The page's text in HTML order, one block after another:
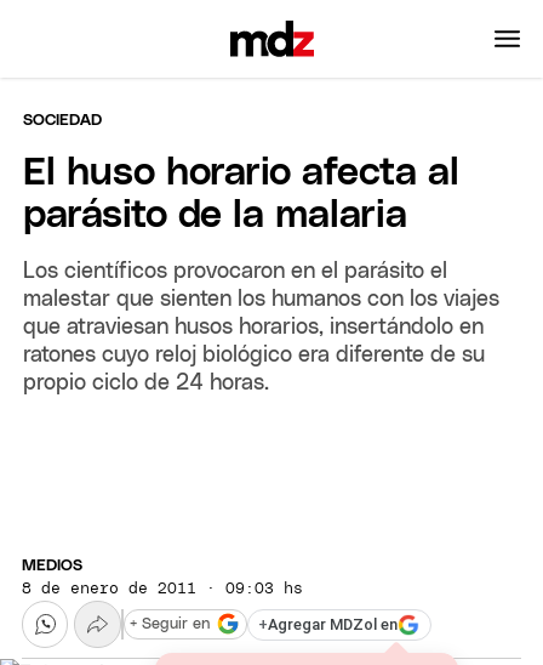
SOCIEDAD
El huso horario afecta al
parásito de la malaria
Los científicos provocaron en el parásito el
malestar que sienten los humanos con los viajes
que atraviesan husos horarios, insertándolo en
ratones cuyo reloj biológico era diferente de su
propio ciclo de 24 horas.
MEDIOS
8 de enero de 2011 · 09:03 hs
+Agregar MDZol en
+ Seguir en